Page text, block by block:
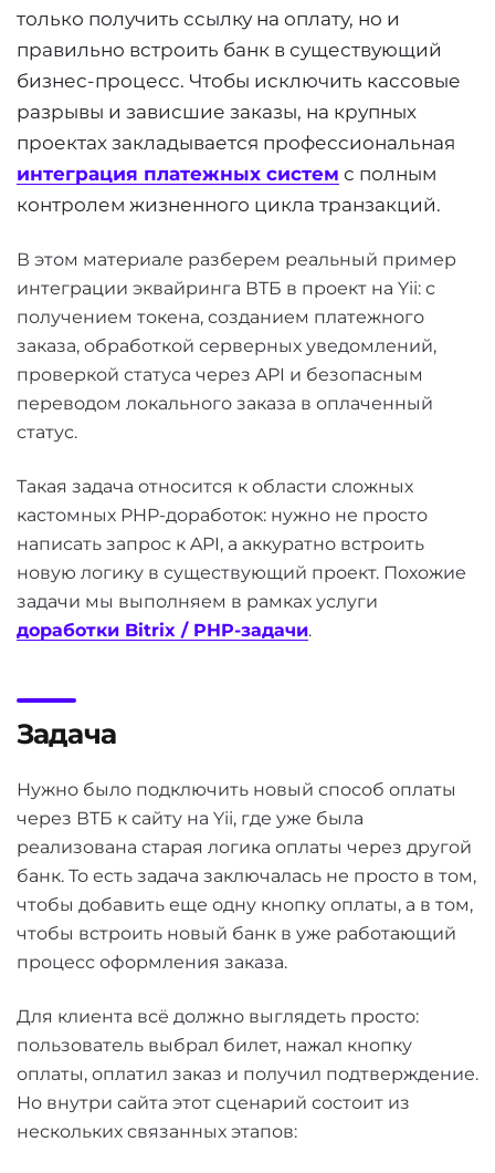
только получить ссылку на оплату, но и
правильно встроить банк в существующий
бизнес-процесс. Чтобы исключить кассовые
разрывы и зависшие заказы, на крупных
проектах закладывается профессиональная
интеграция платежных систем с полным
контролем жизненного цикла транзакций.
В этом материале разберем реальный пример
интеграции эквайринга ВТБ в проект на Yii: с
получением токена, созданием платежного
заказа, обработкой серверных уведомлений,
проверкой статуса через API и безопасным
переводом локального заказа в оплаченный
статус.
Такая задача относится к области сложных
кастомных PHP-доработок: нужно не просто
написать запрос к API, а аккуратно встроить
новую логику в существующий проект. Похожие
задачи мы выполняем в рамках услуги
доработки Bitrix / PHP-задачи.
Задача
Нужно было подключить новый способ оплаты
через ВТБ к сайту на Yii, где уже была
реализована старая логика оплаты через другой
банк. То есть задача заключалась не просто в том,
чтобы добавить еще одну кнопку оплаты, а в том,
чтобы встроить новый банк в уже работающий
процесс оформления заказа.
Для клиента всё должно выглядеть просто:
пользователь выбрал билет, нажал кнопку
оплаты, оплатил заказ и получил подтверждение.
Но внутри сайта этот сценарий состоит из
нескольких связанных этапов: